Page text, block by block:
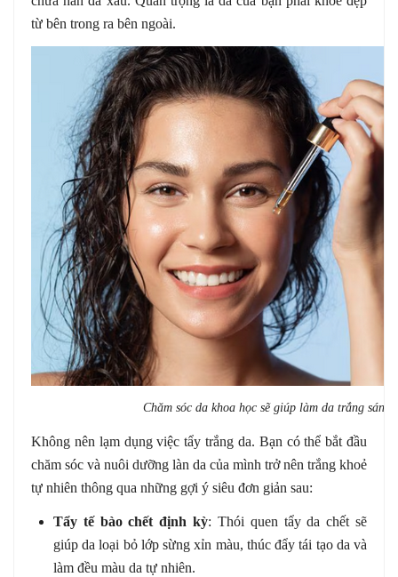
từ bên trong ra bên ngoài.
Chăm sóc da khoa học sẽ giúp làm da trắng sáng
Không nên lạm dụng việc tẩy trắng da. Bạn có thể bắt đầu
chăm sóc và nuôi dưỡng làn da của mình trở nên trắng khoẻ
tự nhiên thông qua những gợi ý siêu đơn giản sau:
Tẩy tế bào chết định kỳ: Thói quen tẩy da chết sẽ
giúp da loại bỏ lớp sừng xỉn màu, thúc đẩy tái tạo da và
làm đều màu da tự nhiên.